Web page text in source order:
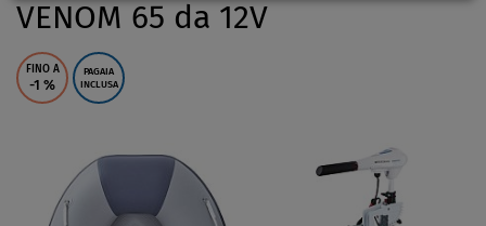
VENOM 65 da 12V
FINO A
-1 %
PAGAIA
INCLUSA